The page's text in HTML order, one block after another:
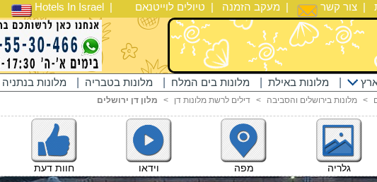
Hotels In Israel | טיולים לוייטנאם | מעקב הזמנה | צור קשר |
מלונות בנתניה מלונות בטבריה מלונות בים המלח מלונות באילת
מלון דן ירושלים < דילים לרשת מלונות דן < מלונות בירושלים והסביבה <
חוות דעת וידאו מפה גלריה